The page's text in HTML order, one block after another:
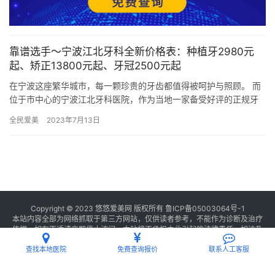
靠谱选手～宁波江北牙科全新价格表：种植牙2980元
起、矫正13800元起、牙冠2500元起
在宁波这座繁华城市，每一颗珍贵的牙齿都值得被呵护与照顾。 而
位于市中心的宁波江北牙科医院，作为当地一家备受好评的正规牙
矫…
全民爱美 2023年7月13日
Copyright © 2023 悠悠爱美网 版权所有 鲁ICP备05003064号-1
本站内容全部为网络抓取于第三方网站，仅供读者参考，不能作为诊断及治疗
依据，如有不适请立即停止访问，本站将不承担由此引起的法律责任。如涉及
联系我们
查找本地医院 免费查询报价 联系人工客服